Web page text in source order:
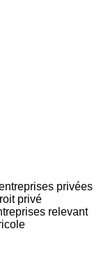
privées
privé
relevant